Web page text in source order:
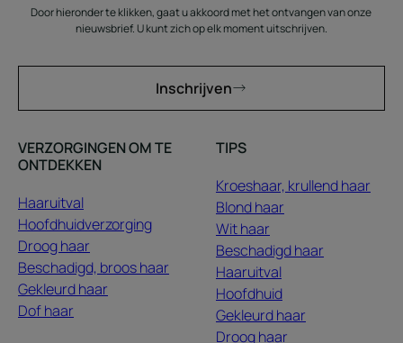
Door hieronder te klikken, gaat u akkoord met het ontvangen van onze
nieuwsbrief. U kunt zich op elk moment uitschrijven.
Inschrijven
VERZORGINGEN OM TE
ONTDEKKEN
Haaruitval
Hoofdhuidverzorging
Droog haar
Beschadigd, broos haar
Gekleurd haar
Dof haar
TIPS
Kroeshaar, krullend haar
Blond haar
Wit haar
Beschadigd haar
Haaruitval
Hoofdhuid
Gekleurd haar
Droog haar